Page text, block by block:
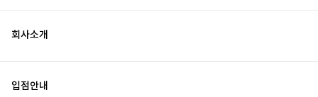
회사소개
입점안내